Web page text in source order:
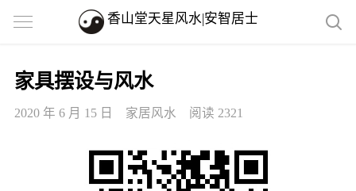
香山堂天星风水|安智居士
家具摆设与风水
2020 年 6 月 15 日 家居风水 阅读 2321